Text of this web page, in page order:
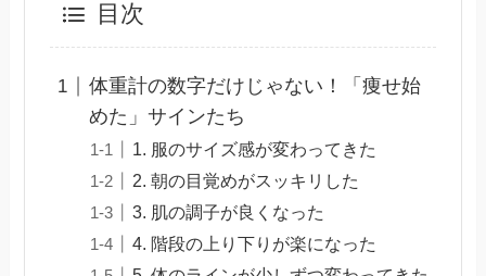
目次
体重計の数字だけじゃない！「痩せ始
めた」サインたち
1. 服のサイズ感が変わってきた
2. 朝の目覚めがスッキリした
3. 肌の調子が良くなった
4. 階段の上り下りが楽になった